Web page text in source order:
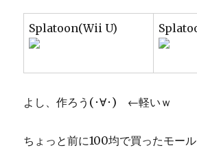
Splatoon(Wii U)
よし、作ろう(･∀･) ←軽いｗ
ちょっと前に100均で買ったモー